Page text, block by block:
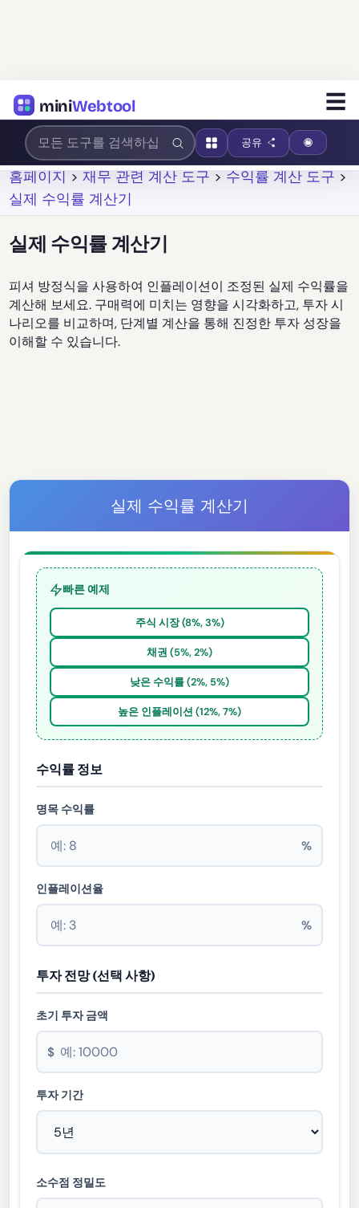
miniWebtool ☰
공유
홈페이지 >재무 관련 계산 도구 > 수익률 계산 도구 >
실제 수익률 계산기
실제 수익률 계산기
피셔 방정식을 사용하여 인플레이션이 조정된 실제 수익률을
계산해 보세요. 구매력에 미치는 영향을 시각화하고, 투자 시
나리오를 비교하며, 단계별 계산을 통해 진정한 투자 성장을
이해할 수 있습니다.
실제 수익률 계산기
빠른 예제
주식 시장 (8%, 3%)
채권 (5%, 2%)
낮은 수익률 (2%, 5%)
높은 인플레이션 (12%, 7%)
수익률 정보
명목 수익률
%
인플레이션율
%
투자 전망 (선택 사항)
초기 투자 금액
$
투자 기간
소수점 정밀도